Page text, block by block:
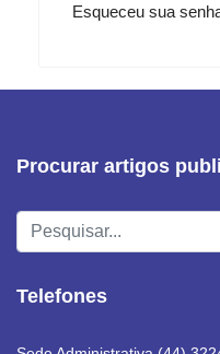
Esqueceu sua
Procurar artigos
Pesquisar...
Telefones